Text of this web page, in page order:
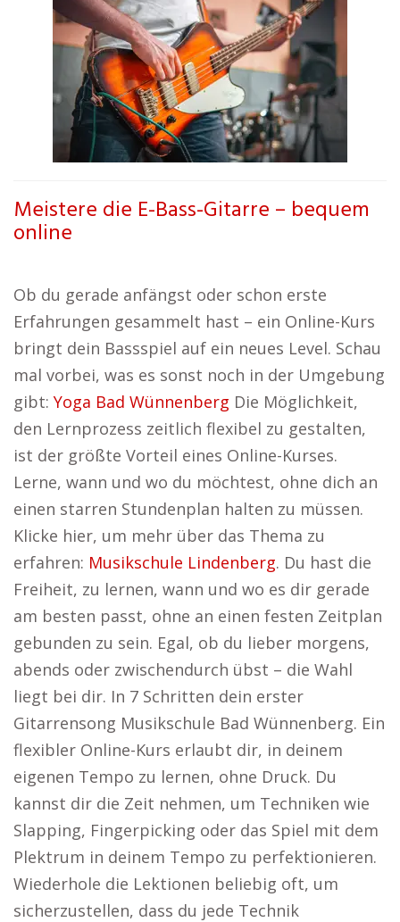
Meistere die E-Bass-Gitarre – bequem
online
Ob du gerade anfängst oder schon erste
Erfahrungen gesammelt hast – ein Online-Kurs
bringt dein Bassspiel auf ein neues Level. Schau
mal vorbei, was es sonst noch in der Umgebung
gibt: Yoga Bad Wünnenberg Die Möglichkeit,
den Lernprozess zeitlich flexibel zu gestalten,
ist der größte Vorteil eines Online-Kurses.
Lerne, wann und wo du möchtest, ohne dich an
einen starren Stundenplan halten zu müssen.
Klicke hier, um mehr über das Thema zu
erfahren: Musikschule Lindenberg. Du hast die
Freiheit, zu lernen, wann und wo es dir gerade
am besten passt, ohne an einen festen Zeitplan
gebunden zu sein. Egal, ob du lieber morgens,
abends oder zwischendurch übst – die Wahl
liegt bei dir. In 7 Schritten dein erster
Gitarrensong Musikschule Bad Wünnenberg. Ein
flexibler Online-Kurs erlaubt dir, in deinem
eigenen Tempo zu lernen, ohne Druck. Du
kannst dir die Zeit nehmen, um Techniken wie
Slapping, Fingerpicking oder das Spiel mit dem
Plektrum in deinem Tempo zu perfektionieren.
Wiederhole die Lektionen beliebig oft, um
sicherzustellen, dass du jede Technik